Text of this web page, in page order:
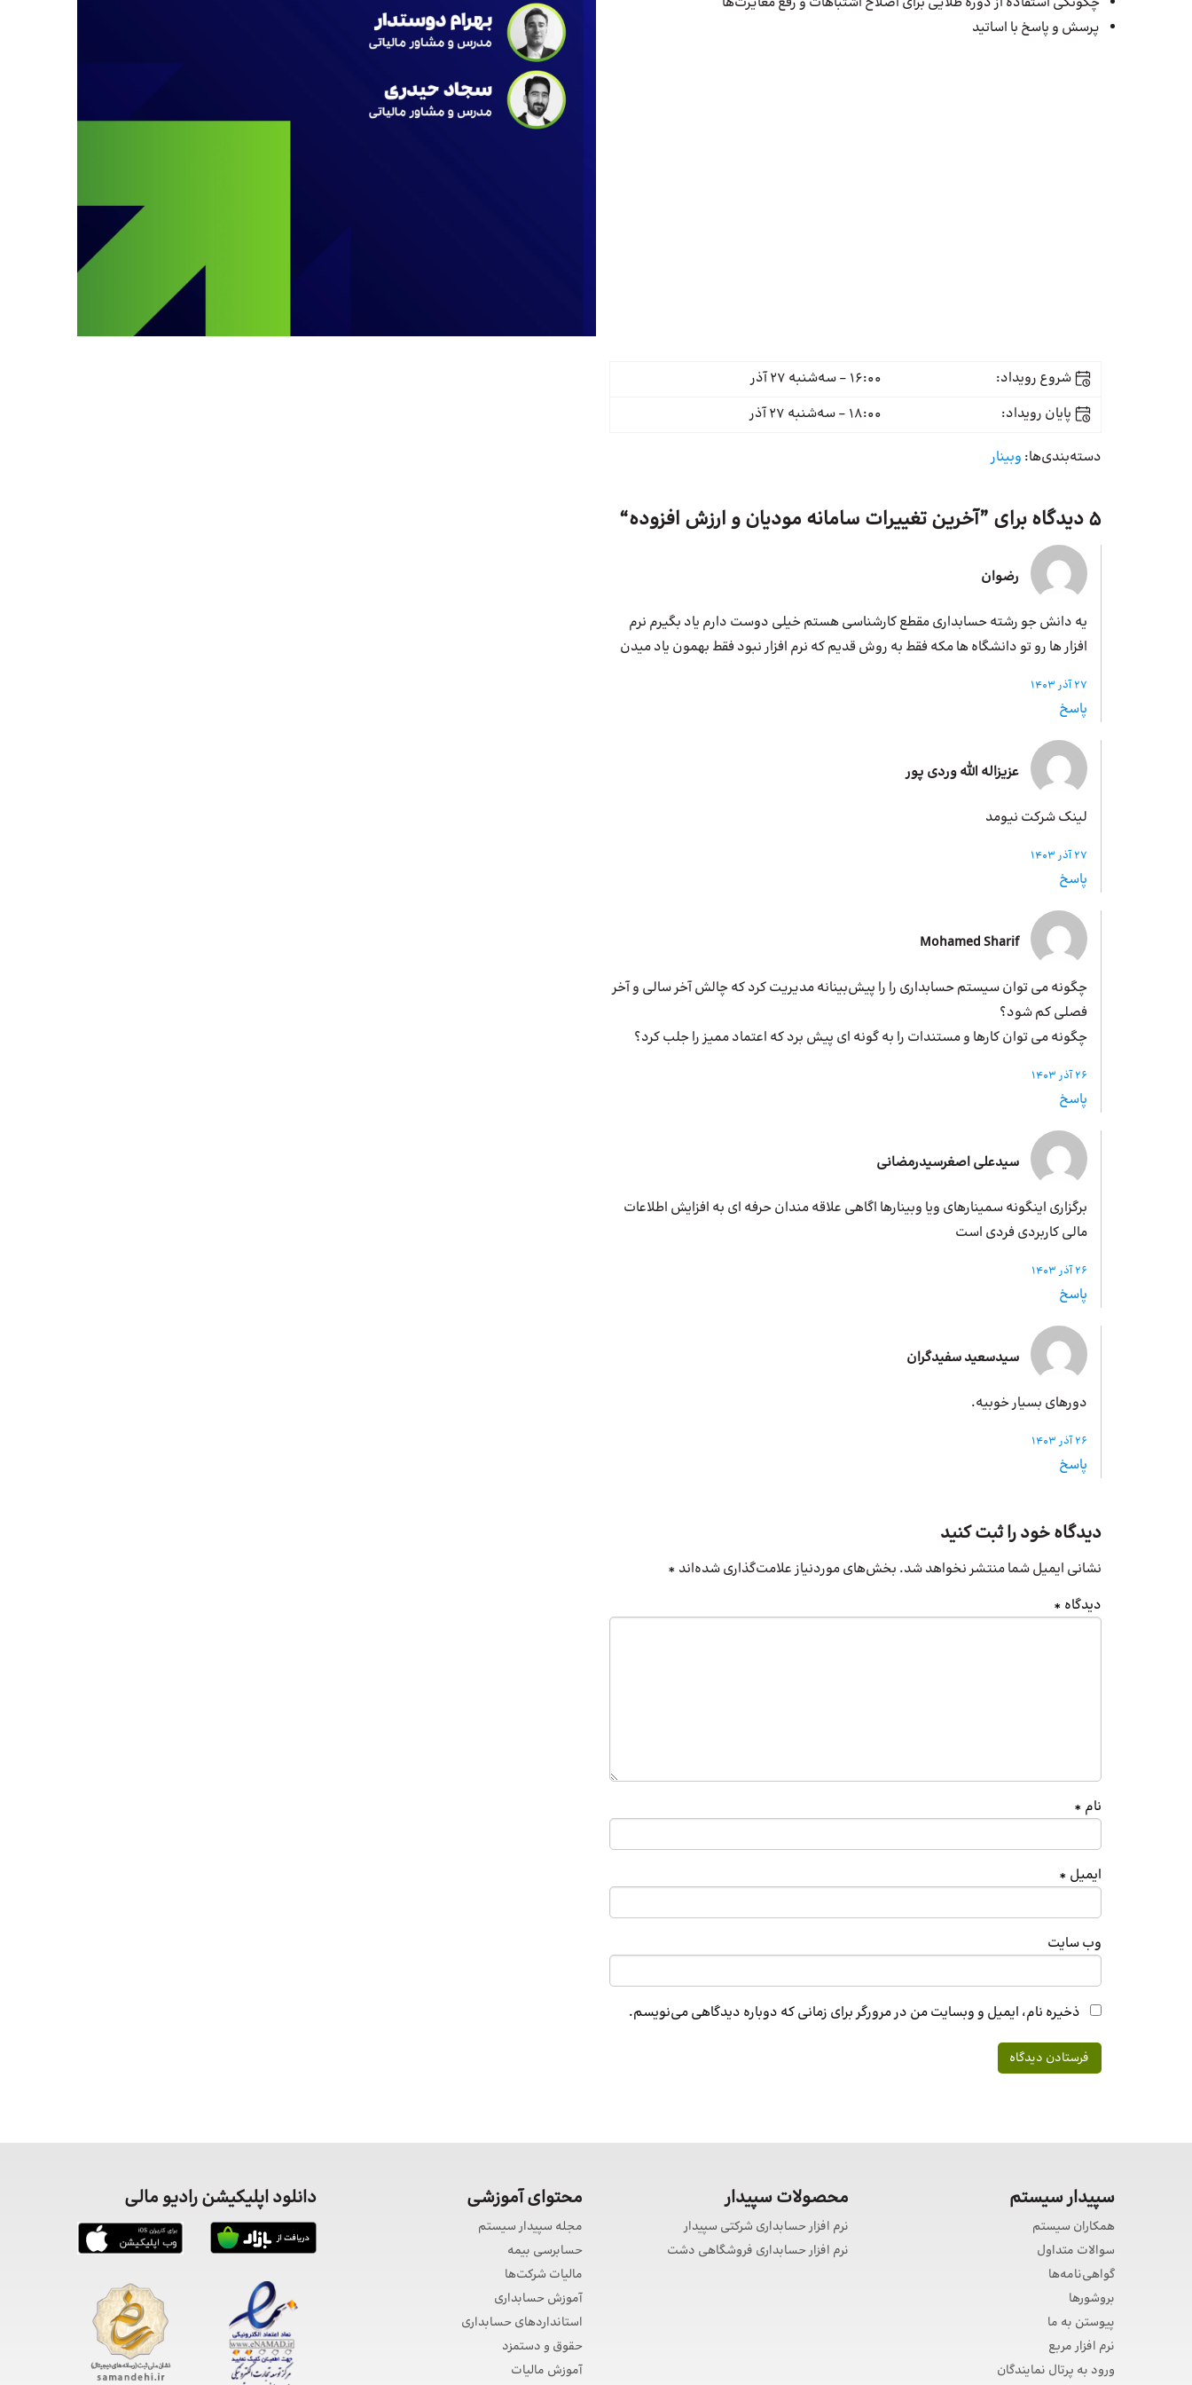
پرسش و پاسخ با اساتید
شروع رویداد:
16:00 - سه‌شنبه 27 آذر
پایان رویداد:
18:00 - سه‌شنبه 27 آذر
دسته‌بندی‌ها: وبینار
5 دیدگاه برای ” آخرین تغییرات سامانه مودیان و ارزش افزوده“
رضوان
یه دانش جو رشته حسابداری مقطع کارشناسی هستم خیلی دوست دارم یاد بگیرم نرم
افزار ها رو تو دانشگاه ها مکه فقط به روش قدیم که نرم افزار نبود فقط بهمون یاد میدن
27 آذر 1403
پاسخ
عزیزاله الله وردی پور
لینک شرکت نیومد
27 آذر 1403
پاسخ
Mohamed Sharif
چگونه می توان سیستم حسابداری را را پیش‌بینانه مدیریت کرد که چالش آخر سالی و آخر
فصلی کم شود؟
چگونه می توان کارها و مستندات را به گونه ای پیش برد که اعتماد ممیز را جلب کرد؟
26 آذر 1403
پاسخ
سیدعلی اصغرسیدرمضانی
برگزاری اینگونه سمینارهای ویا وبینارها اگاهی علاقه مندان حرفه ای به افزایش اطلاعات
مالی کاربردی فردی است
26 آذر 1403
پاسخ
سیدسعید سفیدگران
دورهای بسیار خوبیه.
26 آذر 1403
پاسخ
دیدگاه خود را ثبت کنید
نشانی ایمیل شما منتشر نخواهد شد. بخش‌های موردنیاز علامت‌گذاری شده‌اند *
دیدگاه *
نام *
ایمیل *
وب‌ سایت
ذخیره نام، ایمیل و وبسایت من در مرورگر برای زمانی که دوباره دیدگاهی می‌نویسم.
سپیدار سیستم
همکاران سیستم
سوالات متداول
گواهی‌نامه‌ها
بروشورها
پیوستن به ما
نرم افزار مربع
ورود به پرتال نمایندگان
محصولات سپیدار
نرم افزار حسابداری شرکتی سپیدار
نرم افزار حسابداری فروشگاهی دشت
محتوای آموزشی
مجله سپیدار سیستم
حسابرسی بیمه
مالیات شرکت‌ها
آموزش حسابداری
استانداردهای حسابداری
حقوق و دستمزد
آموزش مالیات
دانلود اپلیکیشن رادیو مالی